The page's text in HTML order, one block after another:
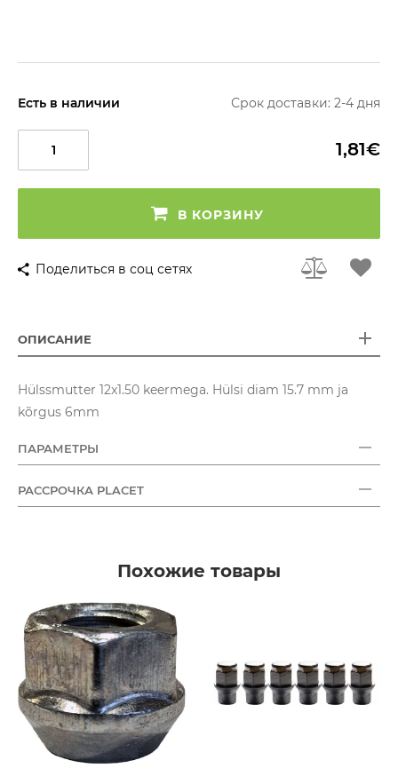
Есть в наличии Срок доставки: 2-4 дня
1,81€
В КОРЗИНУ
Поделиться в соц сетях
ОПИСАНИЕ
Hülssmutter 12x1.50 keermega. Hülsi diam 15.7 mm ja
kõrgus 6mm
ПАРАМЕТРЫ
РАССРОЧКА PLACET
Похожие товары